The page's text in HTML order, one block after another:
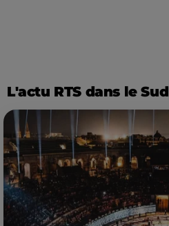
L'actu RTS dans le Sud